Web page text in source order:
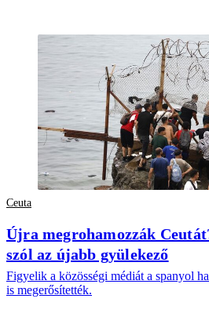
Ceuta
Újra megrohamozzák
szól az újabb gyülekező
Figyelik a közösségi médiát a spanyol
is megerősítették.